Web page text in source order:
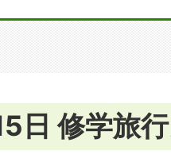
日 修学旅